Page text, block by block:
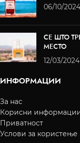
06/10/2024
СЕ ШТО
МЕСТО
12/03/2024
ИНФОРМАЦИИ
За нас
Корисни
Приватност
Услови за користење